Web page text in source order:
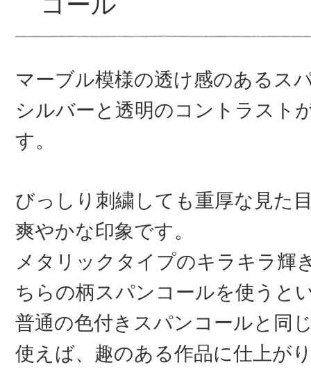
マーブル模様の透け感のあるス
シルバーと透明のコントラスト
す。
びっしり刺繍しても重厚な見た
爽やかな印象です。
メタリックタイプのキラキラ輝
ちらの柄スパンコールを使うと
普通の色付きスパンコールと同
使えば、趣のある作品に仕上が